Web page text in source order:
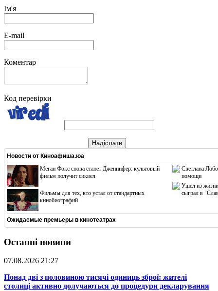
Ім'я
E-mail
Коментар
Код перевірки
Надіслати
Новости от Киноафиша.юа
Меган Фокс снова станет Дженнифер: культовый
фильм получит сиквел
Фильмы для тех, кто устал от стандартных
кинобиографий
Светлана
помощи
Ушел из жизни
сыграл в
Ожидаемые премьеры в кинотеатрах
Останні новини
07.08.2026 21:27
​Понад дві з половиною тисячі одиниць зброї: жителі
столиці активно долучаються до процедури декларування